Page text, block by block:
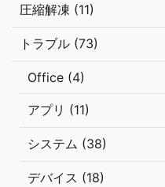
圧縮解凍 (11)
トラブル (73)
Office (4)
アプリ (11)
システム (38)
デバイス (18)